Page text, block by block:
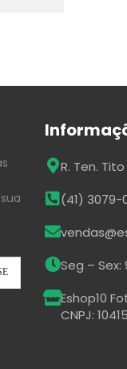
R. Ten.
(41) 3079-
Seg – Sex:
Eshop10
CNPJ: